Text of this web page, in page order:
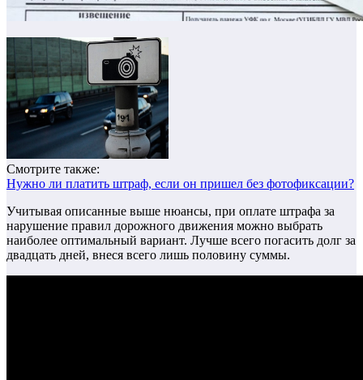
Смотрите также:
Нужно ли платить штраф, если он пришел без фотофиксации?
Учитывая описанные выше нюансы, при оплате штрафа за
нарушение правил дорожного движения можно выбрать
наиболее оптимальный вариант. Лучше всего погасить долг за
двадцать дней, внеся всего лишь половину суммы.